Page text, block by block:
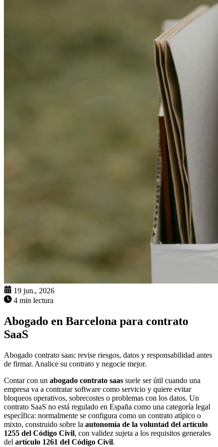
19 jun., 2026
4 min lectura
Abogado en Barcelona para contrato
SaaS
Abogado contrato saas: revise riesgos, datos y responsabilidad antes
de firmar. Analice su contrato y negocie mejor.
Contar con un abogado contrato saas suele ser útil cuando una
empresa va a contratar software como servicio y quiere evitar
bloqueos operativos, sobrecostes o problemas con los datos. Un
contrato SaaS no está regulado en España como una categoría legal
específica: normalmente se configura como un contrato atípico o
mixto, construido sobre la autonomía de la voluntad del artículo
1255 del Código Civil, con validez sujeta a los requisitos generales
del artículo 1261 del Código Civil.